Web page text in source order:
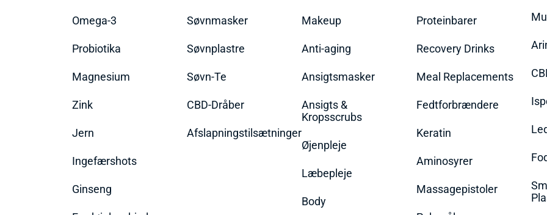
Omega-3
Probiotika
Magnesium
Zink
Jern
Ingefærshots
Ginseng
Søvnmasker
Søvnplastre
Søvn-Te
CBD-Dråber
Afslapningstilsætninger
Makeup
Anti-aging
Ansigtsmasker
Ansigts &
Kropsscrubs
Øjenpleje
Læbepleje
Body
Proteinbarer
Recovery Drinks
Meal Replacements
Fedtforbrændere
Keratin
Aminosyrer
Massagepistoler